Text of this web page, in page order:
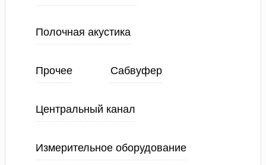
Полочная акустика
Прочее Сабвуфер
Центральный канал
Измерительное оборудование